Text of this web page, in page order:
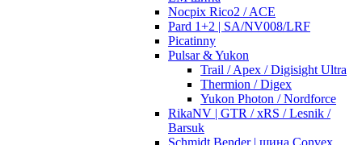
Nocpix Rico2 / ACE
Pard 1+2 | SA/NV008/LRF
Picatinny
Pulsar & Yukon
Trail / Apex / Digisight Ultra
Thermion / Digex
Yukon Photon / Nordforce
RikaNV | GTR / xRS / Lesnik /
Barsuk
Schmidt Bender | шина Convex